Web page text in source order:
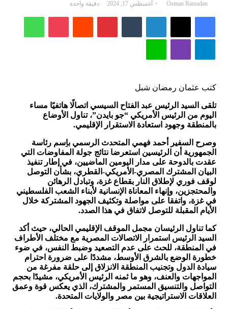
Osman Ramadan
أرسل
بريدا
أغسطس 17, 2024 دقيقة واحدة
فيسبوك‫X لينكدإن بينتيريست ‫Pocket واتساب
تيلقرام ڤايبر لاين
كتب عثمان رمضان شبل
تلقى السيد الرئيس عبد الفتاح السيسي اتصالًا هاتفيًا مساء
اليوم من الرئيس الأمريكي “جو بايدن”، تناول الأوضاع
بالمنطقة وجهود استعادة الاستقرار الإقليمي.
وصرح السفير أحمد فهمي المتحدث الرسمي باسم رئاسة
الجمهورية أن الرئيسين استعرضا نتائج جولة المفاوضات التي
عقدت بالدوحة على مدار اليومين الماضيين، في إطار تنفيذ
البيان المشترك المصري-الأمريكي-القطري، بشأن التوصل
لوقف فوري لإطلاق النار بقطاع غزة، وتبادل الرهائن
والمحتجزين، وإنهاء المعاناة الإنسانية لأبناء الشعب الفلسطيني
في غزة، واتفقا على مواصلة وتكثيف الجهود المشتركة خلال
الأيام المقبلة للتوصل لاتفاق في هذا الصدد.
كما تناول الرئيسان مجمل الموقف الإقليمي الحالي، حيث أكد
السيد الرئيس استمرار الاتصالات المصرية مع مختلف الأطراف
في المنطقة، للحث على عدم التصعيد وضبط النفس، في ضوء
خطورة الوضع بالشرق الأوسط، مشددًا على ضرورة احترام
سيادة الدول وتجنيب المنطقة الانزلاق إلى حلقة مفرغة من
المواجهات والعنف، وهو ما ثمنه الرئيس الأمريكي، مشيدًا بحجم
التواصل والتنسيق المستمر والمشترك، الذي يعكس قوة وعمق
العلاقات الاستراتيجية بين مصر والولايات المتحدة.